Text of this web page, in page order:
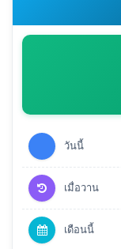
วันนี้
เมื่อวาน
เดือนนี้